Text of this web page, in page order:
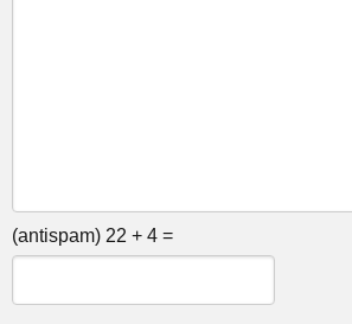
(antispam) 22 + 4 =